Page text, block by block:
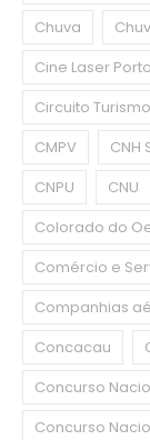
Chuva
Cine Laser
Circuito Turismo
CMPV
CNH
CNPU
CNU
Colorado do
Comércio e
Companhias
Concacau
Concurso
Concurso